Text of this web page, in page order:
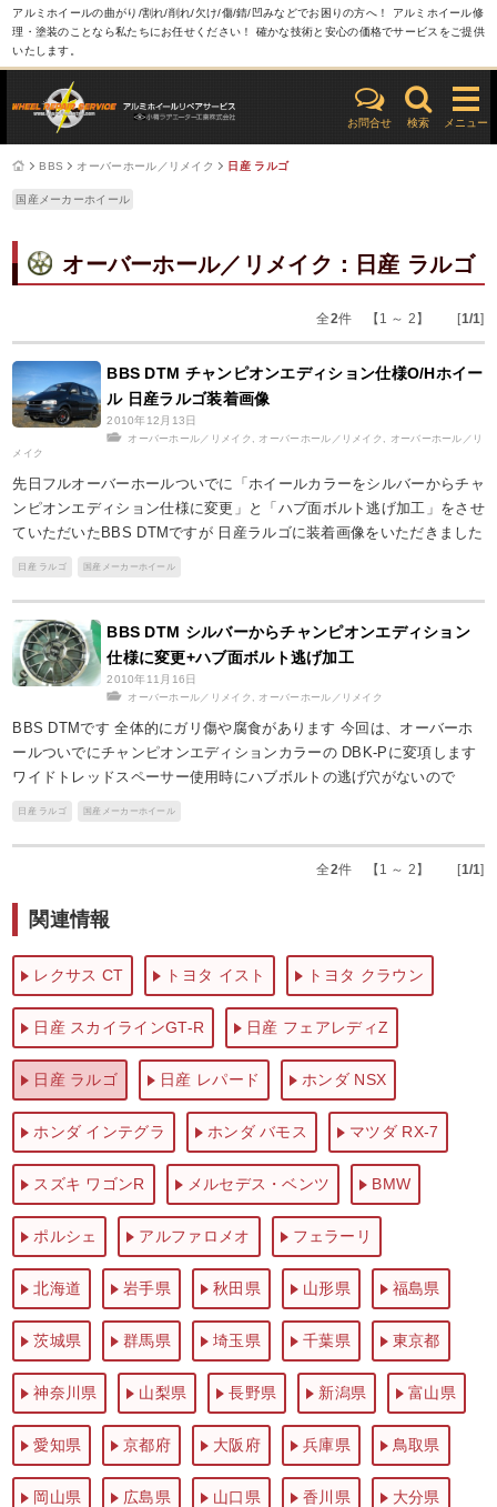
アルミホイールの曲がり/割れ/削れ/欠け/傷/錆/凹みなどでお困りの方へ！ アルミホイール修
理・塗装のことなら私たちにお任せください！ 確かな技術と安心の価格でサービスをご提供
いたします。
お問合せ 検索 メニュー
BBS オーバーホール／リメイク 日産 ラルゴ
国産メーカーホイール
オーバーホール／リメイク：日産 ラルゴ
全2件 【1 ～ 2】 [1/1]
BBS DTM チャンピオンエディション仕様O/Hホイー
ル 日産ラルゴ装着画像
2010年12月13日
オーバーホール／リメイク , オーバーホール／リメイク , オーバーホール／リ
メイク
先日フルオーバーホールついでに「ホイールカラーをシルバーからチャ
ンピオンエディション仕様に変更」と「ハブ面ボルト逃げ加工」をさせ
ていただいたBBS DTMですが 日産ラルゴに装着画像をいただきました
日産 ラルゴ 国産メーカーホイール
BBS DTM シルバーからチャンピオンエディション
仕様に変更+ハブ面ボルト逃げ加工
2010年11月16日
オーバーホール／リメイク , オーバーホール／リメイク
BBS DTMです 全体的にガリ傷や腐食があります 今回は、オーバーホ
ールついでにチャンピオンエディションカラーの DBK-Pに変項します
ワイドトレッドスペーサー使用時にハブボルトの逃げ穴がないので
日産 ラルゴ 国産メーカーホイール
全2件 【1 ～ 2】 [1/1]
関連情報
レクサス CT トヨタ イスト トヨタ クラウン
日産 スカイラインGT-R 日産 フェアレディZ
日産 ラルゴ 日産 レパード ホンダ NSX
ホンダ インテグラ ホンダ バモス マツダ RX-7
スズキ ワゴンR メルセデス・ベンツ BMW
ポルシェ アルファロメオ フェラーリ
北海道 岩手県 秋田県 山形県 福島県
茨城県 群馬県 埼玉県 千葉県 東京都
神奈川県 山梨県 長野県 新潟県 富山県
愛知県 京都府 大阪府 兵庫県 鳥取県
岡山県 広島県 山口県 香川県 大分県